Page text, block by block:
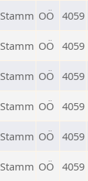
Stamm OÖ 4059
Stamm OÖ 4059
Stamm OÖ 4059
Stamm OÖ 4059
Stamm OÖ 4059
Stamm OÖ 4059